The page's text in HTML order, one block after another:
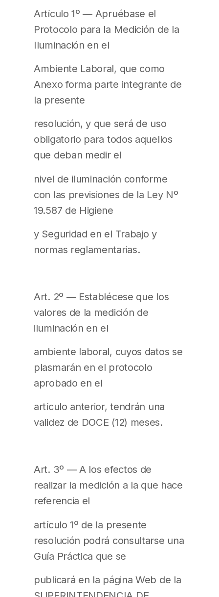
Artículo 1º — Apruébase el
Protocolo para la Medición de la
Iluminación en el
Ambiente Laboral, que como
Anexo forma parte integrante de
la presente
resolución, y que será de uso
obligatorio para todos aquellos
que deban medir el
nivel de iluminación conforme
con las previsiones de la Ley Nº
19.587 de Higiene
y Seguridad en el Trabajo y
normas reglamentarias.
Art. 2º — Establécese que los
valores de la medición de
iluminación en el
ambiente laboral, cuyos datos se
plasmarán en el protocolo
aprobado en el
artículo anterior, tendrán una
validez de DOCE (12) meses.
Art. 3º — A los efectos de
realizar la medición a la que hace
referencia el
artículo 1º de la presente
resolución podrá consultarse una
Guía Práctica que se
publicará en la página Web de la